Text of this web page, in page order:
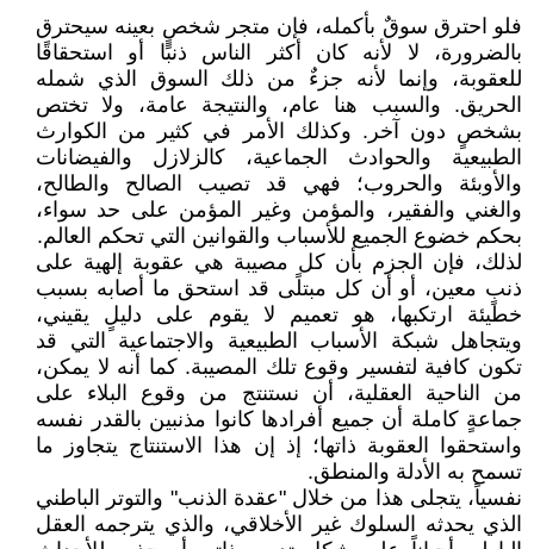
فلو احترق سوقٌ بأكمله، فإن متجر شخصٍ بعينه سيحترق
بالضرورة، لا لأنه كان أكثر الناس ذنبًا أو استحقاقًا
للعقوبة، وإنما لأنه جزءٌ من ذلك السوق الذي شمله
الحريق. والسبب هنا عام، والنتيجة عامة، ولا تختص
بشخصٍ دون آخر. وكذلك الأمر في كثير من الكوارث
الطبيعية والحوادث الجماعية، كالزلازل والفيضانات
والأوبئة والحروب؛ فهي قد تصيب الصالح والطالح،
والغني والفقير، والمؤمن وغير المؤمن على حد سواء،
بحكم خضوع الجميع للأسباب والقوانين التي تحكم العالم.
لذلك، فإن الجزم بأن كل مصيبة هي عقوبة إلهية على
ذنبٍ معين، أو أن كل مبتلًى قد استحق ما أصابه بسبب
خطيئة ارتكبها، هو تعميم لا يقوم على دليلٍ يقيني،
ويتجاهل شبكة الأسباب الطبيعية والاجتماعية التي قد
تكون كافية لتفسير وقوع تلك المصيبة. كما أنه لا يمكن،
من الناحية العقلية، أن نستنتج من وقوع البلاء على
جماعةٍ كاملة أن جميع أفرادها كانوا مذنبين بالقدر نفسه
واستحقوا العقوبة ذاتها؛ إذ إن هذا الاستنتاج يتجاوز ما
تسمح به الأدلة والمنطق.
نفسياً، يتجلى هذا من خلال "عقدة الذنب" والتوتر الباطني
الذي يحدثه السلوك غير الأخلاقي، والذي يترجمه العقل